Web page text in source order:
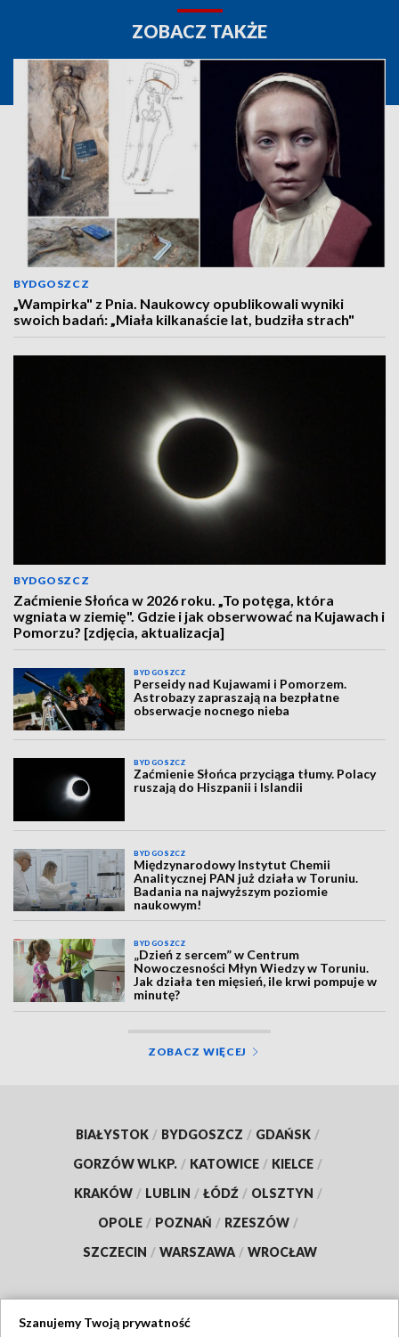
ZOBACZ TAKŻE
BYDGOSZCZ
„Wampirka" z Pnia. Naukowcy opublikowali wyniki
swoich badań: „Miała kilkanaście lat, budziła strach"
BYDGOSZCZ
Zaćmienie Słońca w 2026 roku. „To potęga, która
wgniata w ziemię". Gdzie i jak obserwować na Kujawach i
Pomorzu? [zdjęcia, aktualizacja]
BYDGOSZCZ
Perseidy nad Kujawami i Pomorzem.
Astrobazy zapraszają na bezpłatne
obserwacje nocnego nieba
BYDGOSZCZ
Zaćmienie Słońca przyciąga tłumy. Polacy
ruszają do Hiszpanii i Islandii
BYDGOSZCZ
Międzynarodowy Instytut Chemii
Analitycznej PAN już działa w Toruniu.
Badania na najwyższym poziomie
naukowym!
BYDGOSZCZ
„Dzień z sercem” w Centrum
Nowoczesności Młyn Wiedzy w Toruniu.
Jak działa ten mięsień, ile krwi pompuje w
minutę?
ZOBACZ WIĘCEJ
BIAŁYSTOK / BYDGOSZCZ / GDAŃSK /
GORZÓW WLKP. / KATOWICE / KIELCE /
KRAKÓW / LUBLIN / ŁÓDŹ / OLSZTYN /
OPOLE / POZNAŃ / RZESZÓW /
SZCZECIN / WARSZAWA / WROCŁAW
Szanujemy Twoją prywatność